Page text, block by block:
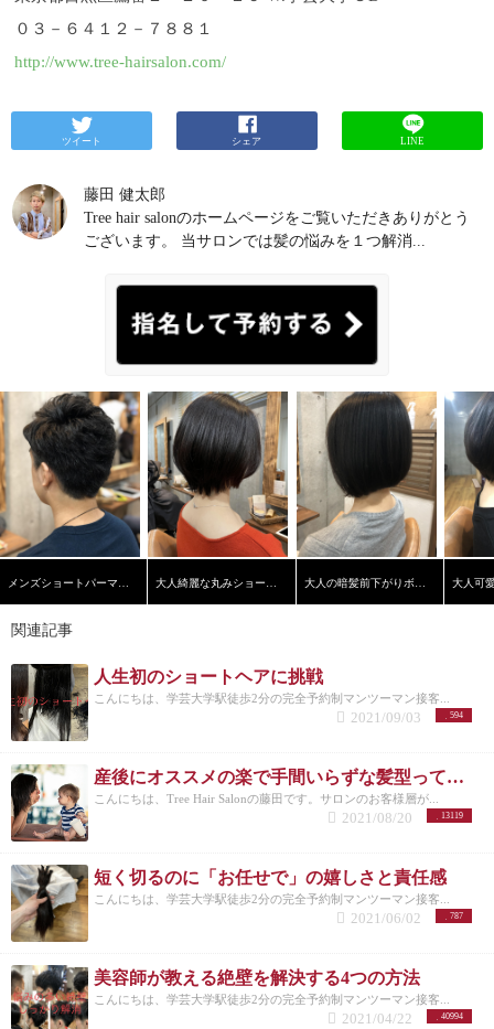
０３－６４１２－７８８１
http://www.tree-hairsalon.com/
ツイート シェア LINE
藤田 健太郎
Tree hair salonのホームページをご覧いただきありがとう
ございます。 当サロンでは髪の悩みを１つ解消...
大人の暗髪前下がりボブ【学芸大学】【髪質改善】
関連記事
人生初のショートヘアに挑戦
こんにちは、学芸大学駅徒歩2分の完全予約制マンツーマン接客...
594
2021/09/03
産後にオススメの楽で手間いらずな髪型って？？
こんにちは、Tree Hair Salonの藤田です。サロンのお客様層が...
13119
2021/08/20
短く切るのに「お任せで」の嬉しさと責任感
こんにちは、学芸大学駅徒歩2分の完全予約制マンツーマン接客...
787
2021/06/02
美容師が教える絶壁を解決する4つの方法
こんにちは、学芸大学駅徒歩2分の完全予約制マンツーマン接客...
40994
2021/04/22